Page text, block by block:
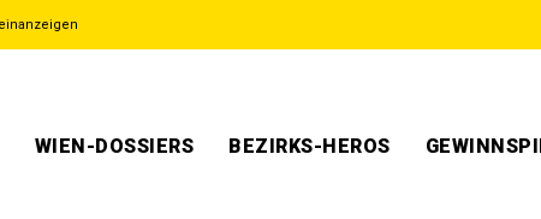
WIEN-DOSSIERS BEZIRKS-HEROS